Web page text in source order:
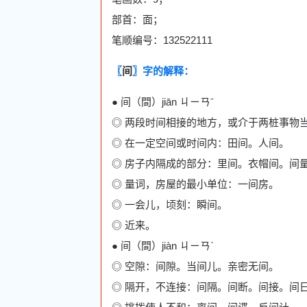
部首：面；
笔顺编号：132522111
〖间 〗字的解释：
● 间（間）jiān ㄐㄧㄢˉ
◎ 两段时间相接的地方，或介于两桩事物
◎ 在一定空间或时间内：田间。人间。
◎ 房子内隔成的部分：里间。衣帽间。间
◎ 量词，房屋的最小单位：一间房。
◎ 一会儿，顷刻：瞬间。
◎ 近来。
● 间（間）jiàn ㄐㄧㄢˋ
◎ 空隙：间隙。当间儿。亲密无间。
◎ 隔开，不连接：间隔。间断。间接。间